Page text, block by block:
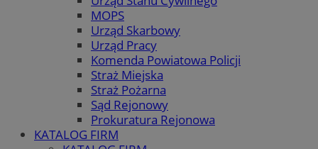
MOPS
Urząd Skarbowy
Urząd Pracy
Komenda Powiatowa Policji
Straż Miejska
Straż Pożarna
Sąd Rejonowy
Prokuratura Rejonowa
KATALOG FIRM